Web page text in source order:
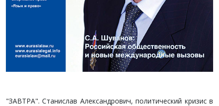
"ЗАВТРА". Станислав Александрович, политический кризис в